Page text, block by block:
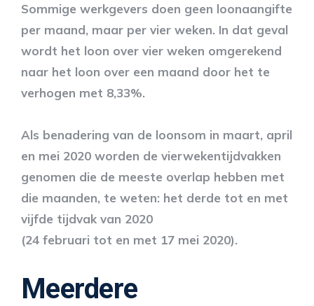
Sommige werkgevers doen geen loonaangifte
per maand, maar per vier weken. In dat geval
wordt het loon over vier weken omgerekend
naar het loon over een maand door het te
verhogen met 8,33%.
Als benadering van de loonsom in maart, april
en mei 2020 worden de vierwekentijdvakken
genomen die de meeste overlap hebben met
die maanden, te weten: het derde tot en met
vijfde tijdvak van 2020
(24 februari tot en met 17 mei 2020).
Meerdere